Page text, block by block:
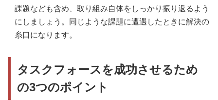
課題なども含め、取り組み自体をしっかり振り返るよう
にしましょう。同じような課題に遭遇したときに解決の
糸口になります。
タスクフォースを成功させるため
の3つのポイント